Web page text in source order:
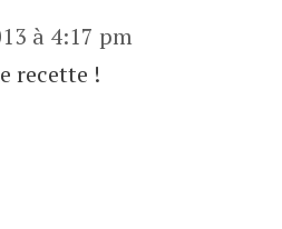
à 4:17 pm
recette !